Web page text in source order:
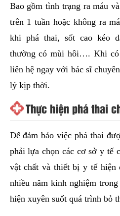
Bao gồm tình trạng ra máu
trên 1 tuần hoặc không ra
khi phá thai, sốt cao kéo
thường có mùi hôi…. Khi có
liên hệ ngay với bác sĩ
lý kịp thời.
Thực hiện phá thai
Để đảm bảo việc phá thai
phải lựa chọn các cơ sở y tế
vật chất và thiết bị y tế
nhiều năm kinh nghiệm
hiện xuyên suốt quá trình bỏ